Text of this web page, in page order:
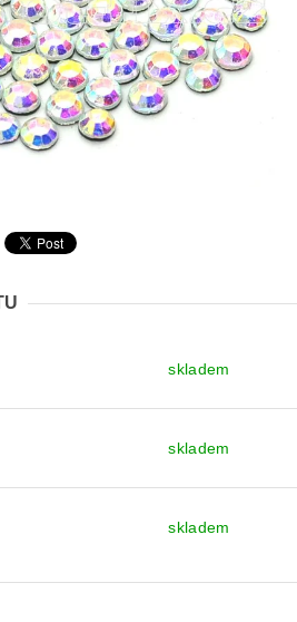
skladem
skladem
skladem